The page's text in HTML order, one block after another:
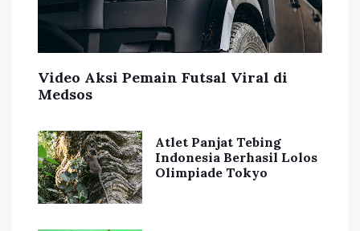
Video Aksi Pemain Futsal Viral di
Medsos
Atlet Panjat Tebing
Indonesia Berhasil Lolos
Olimpiade Tokyo